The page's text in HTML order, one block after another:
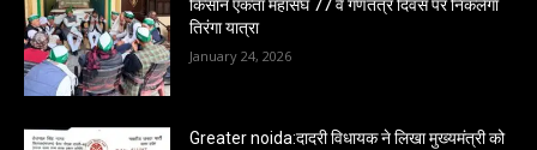
किसान एकता महासंघ 77 वें गणतंत्र दिवस पर निकलेगा
तिरंगा यात्रा
January 24, 2026
Greater noida:दादरी विधायक ने लिखा मुख्यमंत्री को